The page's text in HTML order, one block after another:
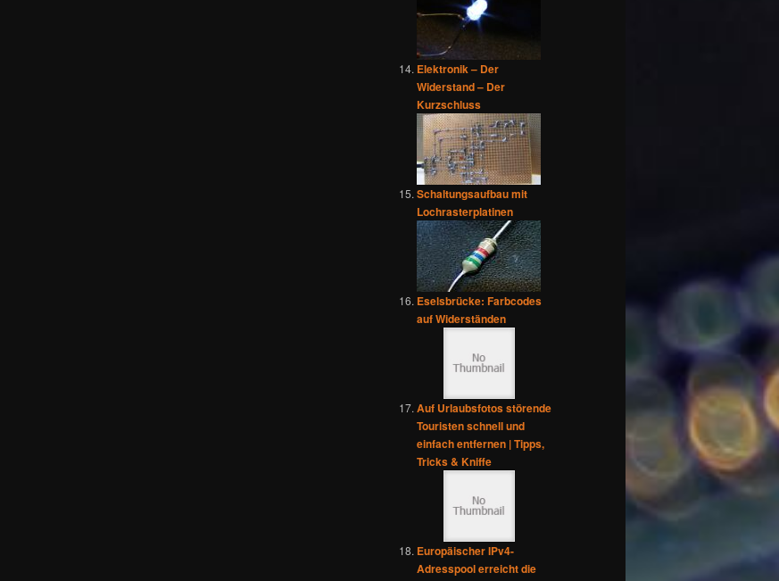
Elektronik – Der
Widerstand – Der
Kurzschluss
Schaltungsaufbau mit
Lochrasterplatinen
Eselsbrücke: Farbcodes
auf Widerständen
Auf Urlaubsfotos störende
Touristen schnell und
einfach entfernen | Tipps,
Tricks & Kniffe
Europäischer IPv4-
Adresspool erreicht die